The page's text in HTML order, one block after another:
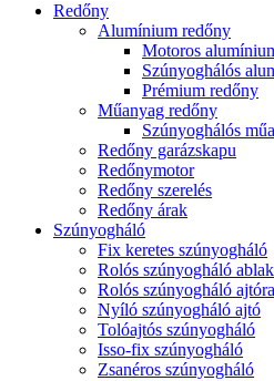
Redőny
Alumínium redőny
Motoros
Szúnyoghálós
Prémium redőny
Műanyag redőny
Szúnyoghálós
Redőny garázskapu
Redőnymotor
Redőny szerelés
Redőny árak
Szúnyogháló
Fix keretes szúnyogháló
Rolós szúnyogháló
Rolós szúnyogháló ajtóra
Nyíló szúnyogháló ajtó
Tolóajtós szúnyogháló
Isso-fix szúnyogháló
Zsanéros szúnyogháló